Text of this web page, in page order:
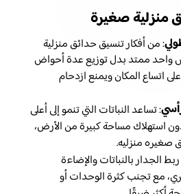
منزلية صغيرة
: من أفكار تنسيق حدائق منزلية
واحد ممتد بدل توزيع عدة أحواض
اتساع المكان ويمنع ازدحام
: تساعد النباتات التي تنمو إلى أعلى
استهلاك مساحة كبيرة من الأرض،
صغيره منزليه.
الجدار بالنباتات والإضاءة
مع تجنب كثرة الوحدات أو